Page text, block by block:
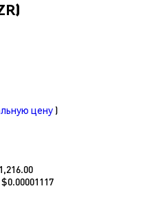
цену )
0.00001117